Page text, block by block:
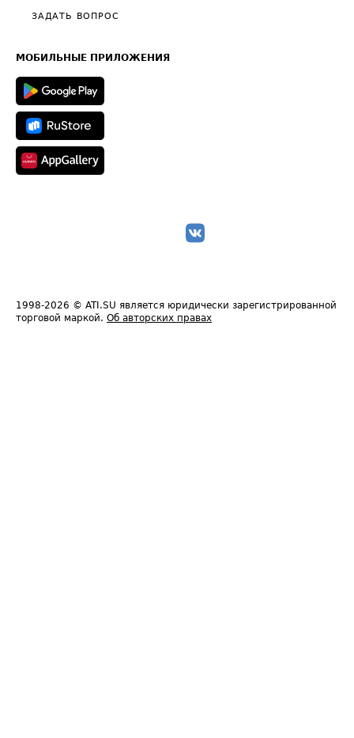
Общие положения
Полезное по перевозкам
Техническая информация
ЗАДАТЬ ВОПРОС
МОБИЛЬНЫЕ ПРИЛОЖЕНИЯ
1998-2026 © ATI.SU является юридически зарегистрированной
торговой маркой. Об авторских правах